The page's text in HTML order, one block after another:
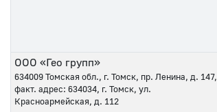
ООО «Гео групп»
634009 Томская обл., г. Томск, пр. Ленина, д. 147,
факт. адрес: 634034, г. Томск, ул.
Красноармейская, д. 112